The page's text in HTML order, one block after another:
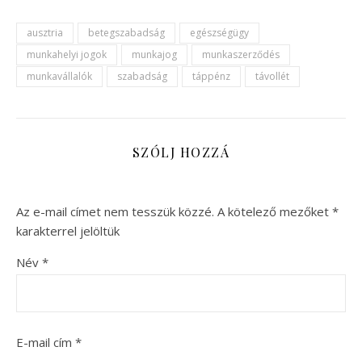
ausztria betegszabadság
egészségügy
munkahelyi jogok
munkajog
munkaszerződés
munkavállalók
szabadság táppénz távollét
SZÓLJ HOZZÁ
Az e-mail címet nem tesszük közzé. A kötelező mezőket *
karakterrel jelöltük
Név *
E-mail cím *